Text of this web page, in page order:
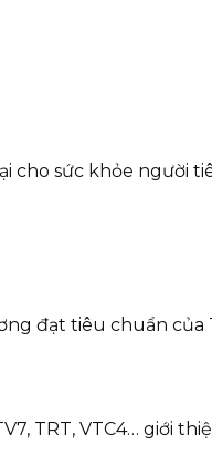
cho sức khỏe người
đạt tiêu chuẩn
TRT, VTC4… giới